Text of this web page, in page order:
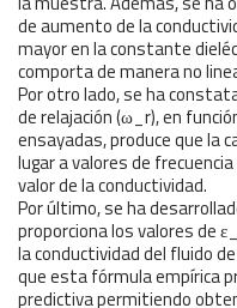
de aumento de la
mayor en la constante
comporta de manera no
Por otro lado, se ha
de relajación (ω_r), en
ensayadas, produce que la
lugar a valores de
valor de la conductividad.
Por último, se ha
proporciona los valores de
la conductividad del fluido
que esta fórmula empírica
predictiva permitiendo